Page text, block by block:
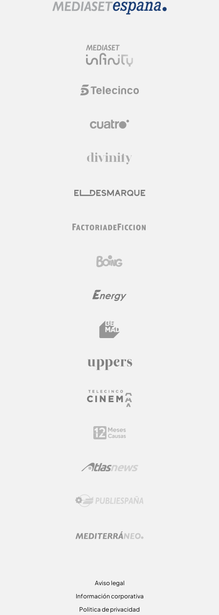
Aviso legal
Información corporativa
Politica de privacidad